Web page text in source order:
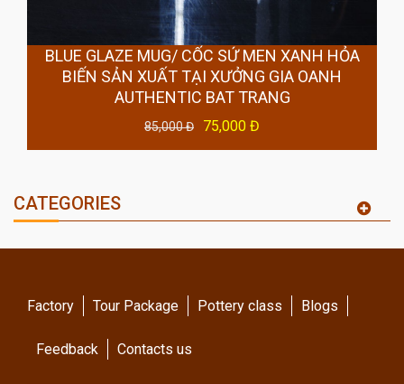
BLUE GLAZE MUG/ CỐC SỨ MEN XANH HỎA
BIẾN SẢN XUẤT TẠI XƯỞNG GIA OANH
AUTHENTIC BAT TRANG
85,000 Đ 75,000 Đ
CATEGORIES
Factory Tour Package Pottery class Blogs
Feedback Contacts us